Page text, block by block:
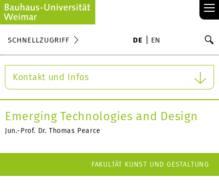
≡
SCHNELLZUGRIFF DE EN
Kontakt und Infos
Emerging Technologies and Design
Jun.-Prof. Dr. Thomas Pearce
FAKULTÄT KUNST UND GESTALTUNG